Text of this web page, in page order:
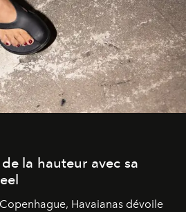
la hauteur avec sa
Havaianas dévoile